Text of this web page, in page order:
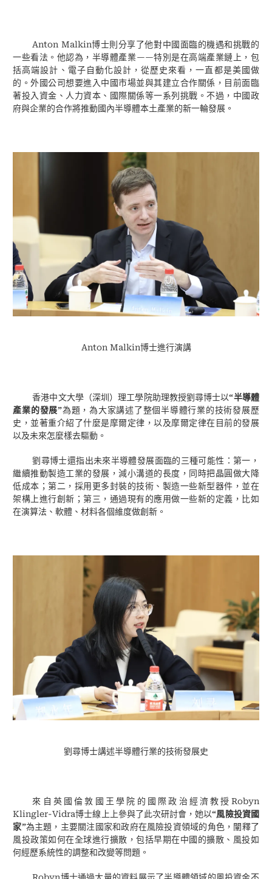
Anton Malkin博士則分享了他對中國面臨的機遇和挑戰的
一些看法。他認為，半導體產業——特別是在高端產業鏈上，包
括高端設計、電子自動化設計，從歷史來看，一直都是美國做
的。外國公司想要進入中國市場並與其建立合作關係，目前面臨
著投入資金、人力資本、國際關係等一系列挑戰。不過，中國政
府與企業的合作將推動國內半導體本土產業的新一輪發展。
Anton Malkin博士進行演講
香港中文大學（深圳）理工學院助理教授劉尋博士以“半導體
產業的發展”為題，為大家講述了整個半導體行業的技術發展歷
史，並著重介紹了什麼是摩爾定律，以及摩爾定律在目前的發展
以及未來怎麼樣去驅動。
劉尋博士還指出未來半導體發展面臨的三種可能性：第一，
繼續推動製造工業的發展，減小溝道的長度，同時把晶圓做大降
低成本；第二，採用更多封裝的技術、製造一些新型器件，並在
架構上進行創新；第三，通過現有的應用做一些新的定義，比如
在演算法、軟體、材料各個維度做創新。
劉尋博士講述半導體行業的技術發展史
來自英國倫敦國王學院的國際政治經濟教授 Robyn
Klingler-Vidra博士線上上參與了此次研討會，她以“風險投資國
家”為主題，主要關注國家和政府在風險投資領域的角色，闡釋了
風投政策如何在全球進行擴散，包括早期在中國的擴散、風投如
何經歷系統性的調整和改變等問題。
Robyn